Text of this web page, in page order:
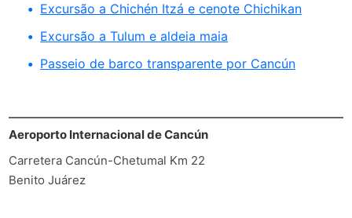
Excursão a Chichén Itzá e cenote Chichikan
Excursão a Tulum e aldeia maia
Passeio de barco transparente por Cancún
Aeroporto Internacional de Cancún
Carretera Cancún-Chetumal Km 22
Benito Juárez